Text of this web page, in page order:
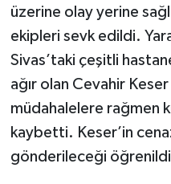
üzerine olay yerine
ekipleri sevk edildi.
Sivas’taki çeşitli
ağır olan Cevahir
müdahalelere rağmen
kaybetti. Keser’in
gönderileceği